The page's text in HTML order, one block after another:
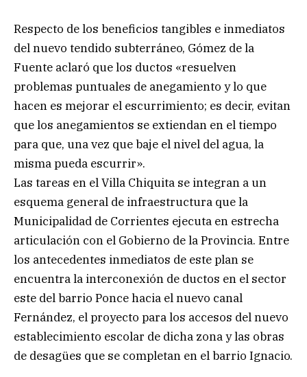
Respecto de los beneficios tangibles e inmediatos
del nuevo tendido subterráneo, Gómez de la
Fuente aclaró que los ductos «resuelven
problemas puntuales de anegamiento y lo que
hacen es mejorar el escurrimiento; es decir, evitan
que los anegamientos se extiendan en el tiempo
para que, una vez que baje el nivel del agua, la
misma pueda escurrir».
Las tareas en el Villa Chiquita se integran a un
esquema general de infraestructura que la
Municipalidad de Corrientes ejecuta en estrecha
articulación con el Gobierno de la Provincia. Entre
los antecedentes inmediatos de este plan se
encuentra la interconexión de ductos en el sector
este del barrio Ponce hacia el nuevo canal
Fernández, el proyecto para los accesos del nuevo
establecimiento escolar de dicha zona y las obras
de desagües que se completan en el barrio Ignacio.